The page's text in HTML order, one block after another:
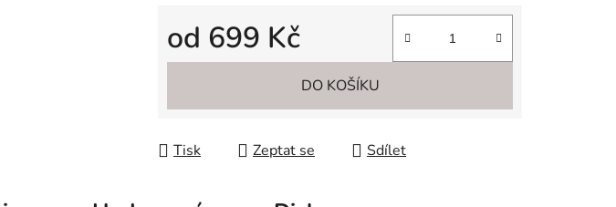
od 699 Kč
Měrná cena:
DO KOŠÍKU
Tisk Zeptat se Sdílet